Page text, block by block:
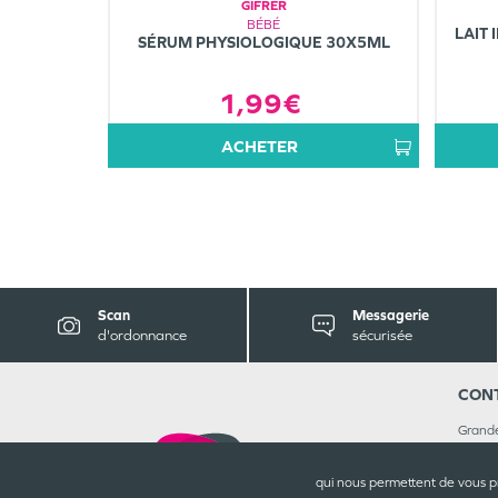
qui nous permettent de vous
GIFRER
BÉBÉ
SÉRUM PHYSIOLOGIQUE 30X5ML
1,99€
ACHETER
LAIT
Scan
d'ordonnance
Messagerie
sécurisée
6,
03